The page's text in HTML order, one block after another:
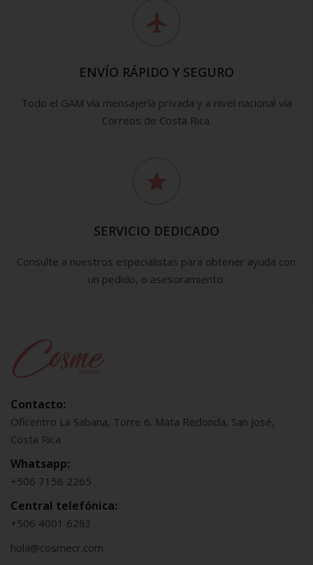
ENVÍO RÁPIDO Y SEGURO
Todo el GAM vía mensajería privada y a nivel nacional vía
Correos de Costa Rica.
SERVICIO DEDICADO
Consulte a nuestros especialistas para obtener ayuda con
un pedido, o asesoramiento.
Contacto:
Oficentro La Sabana, Torre 6. Mata Redonda, San José,
Costa Rica
Whatsapp:
+506 7158 2265
Central telefónica:
+506 4001 6283
hola@cosmecr.com